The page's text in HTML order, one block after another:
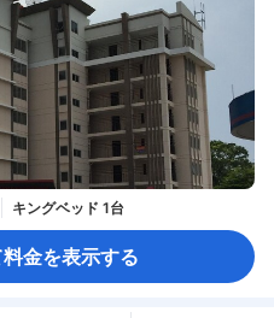
キングベッド 1台
金を表示する